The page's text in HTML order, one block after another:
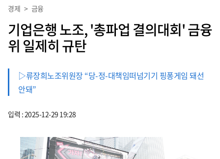
경제 > 금융
기업은행 노조, '총파업 결의대회' 금융
위 일제히 규탄
▷류장희노조위원장 “당-정-대책임떠넘기기 핑퐁게임 돼선
안돼”
입력 : 2025-12-29 19:28